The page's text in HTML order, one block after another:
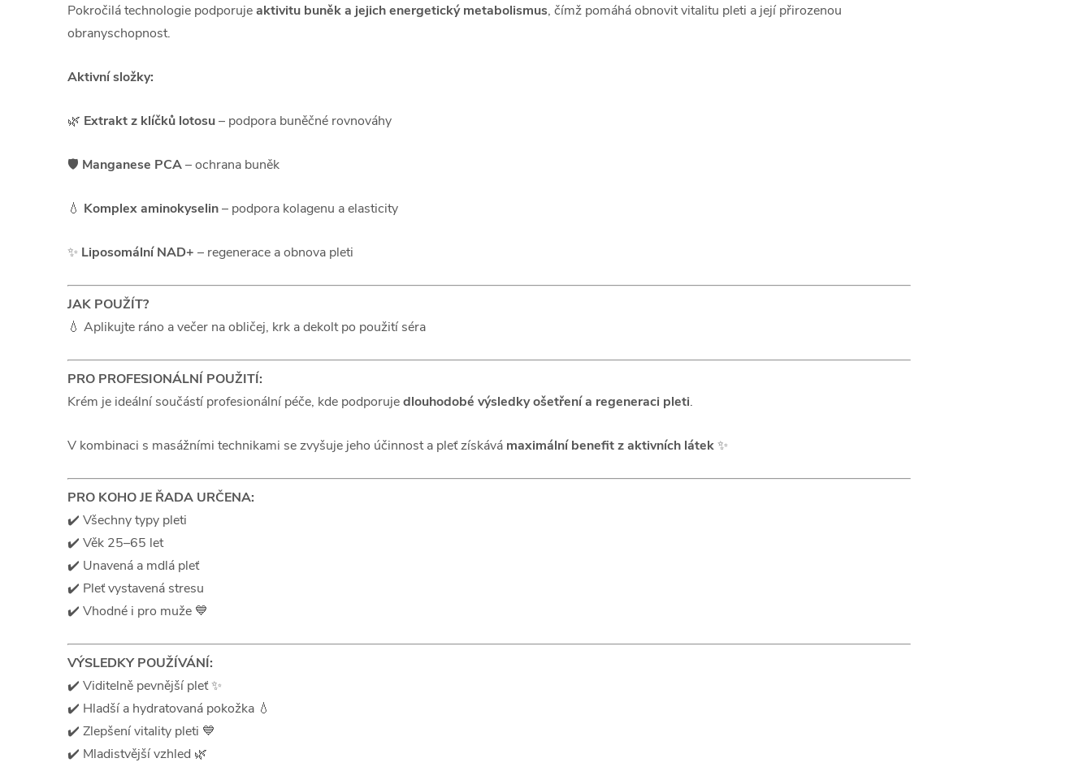
Pokročilá technologie podporujeaktivitu buněk a jejich energetický metabolismus, čímž pomáhá obnovit vitalitu pleti a její přirozenou
obranyschopnost.
Aktivní složky:
🌿 Extrakt z klíčků lotosu– podpora buněčné rovnováhy
🛡️ Manganese PCA– ochrana buněk
💧 Komplex aminokyselin– podpora kolagenu a elasticity
✨ Liposomální NAD+ – regenerace a obnova pleti
JAK POUŽÍT?
💧 Aplikujte ráno a večer na obličej, krk a dekolt po použití séra
PRO PROFESIONÁLNÍ POUŽITÍ:
Krém je ideální součástí profesionální péče, kde podporujedlouhodobé výsledky ošetření a regeneraci pleti.
V kombinaci s masážními technikami se zvyšuje jeho účinnost a pleť získává maximální benefit z aktivních látek✨
PRO KOHO JE ŘADA URČENA:
✔️ Všechny typy pleti
✔️ Věk 25–65 let
✔️ Unavená a mdlá pleť
✔️ Pleť vystavená stresu
✔️ Vhodné i pro muže 💙
VÝSLEDKY POUŽÍVÁNÍ:
✔️ Viditelně pevnější pleť ✨
✔️ Hladší a hydratovaná pokožka 💧
✔️ Zlepšení vitality pleti 💙
✔️ Mladistvější vzhled 🌿